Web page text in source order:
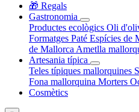
🎁 Regals
Gastronomia
Productes ecològics Oli
Formatges Paté Espícies de
de Mallorca Ametlla
Artesania típica
Teles típiques mallorquines
Fona mallorquina Morters
Cosmètics